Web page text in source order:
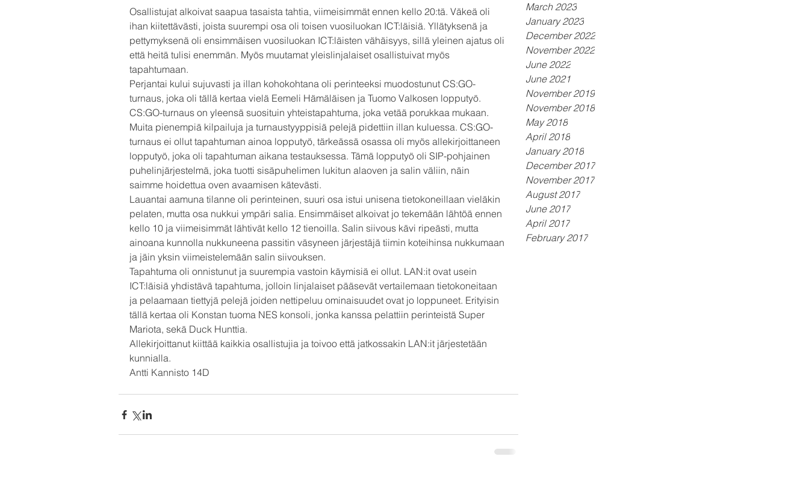
March 2023
January 2023
December 2022
November 2022
June 2022
June 2021
November 2019
November 2018
May 2018
April 2018
January 2018
December 2017
November 2017
August 2017
June 2017
April 2017
February 2017
Osallistujat alkoivat saapua tasaista tahtia, viimeisimmät ennen kello 20:tä. Väkeä oli
ihan kiitettävästi, joista suurempi osa oli toisen vuosiluokan ICT:läisiä. Yllätyksenä ja
pettymyksenä oli ensimmäisen vuosiluokan ICT:läisten vähäisyys, sillä yleinen ajatus oli
että heitä tulisi enemmän. Myös muutamat yleislinjalaiset osallistuivat myös
tapahtumaan.
Perjantai kului sujuvasti ja illan kohokohtana oli perinteeksi muodostunut CS:GO-
turnaus, joka oli tällä kertaa vielä Eemeli Hämäläisen ja Tuomo Valkosen lopputyö.
CS:GO-turnaus on yleensä suosituin yhteistapahtuma, joka vetää porukkaa mukaan.
Muita pienempiä kilpailuja ja turnaustyyppisiä pelejä pidettiin illan kuluessa. CS:GO-
turnaus ei ollut tapahtuman ainoa lopputyö, tärkeässä osassa oli myös allekirjoittaneen
lopputyö, joka oli tapahtuman aikana testauksessa. Tämä lopputyö oli SIP-pohjainen
puhelinjärjestelmä, joka tuotti sisäpuhelimen lukitun alaoven ja salin väliin, näin
saimme hoidettua oven avaamisen kätevästi.
Lauantai aamuna tilanne oli perinteinen, suuri osa istui unisena tietokoneillaan vieläkin
pelaten, mutta osa nukkui ympäri salia. Ensimmäiset alkoivat jo tekemään lähtöä ennen
kello 10 ja viimeisimmät lähtivät kello 12 tienoilla. Salin siivous kävi ripeästi, mutta
ainoana kunnolla nukkuneena passitin väsyneen järjestäjä tiimin koteihinsa nukkumaan
ja jäin yksin viimeistelemään salin siivouksen.
Tapahtuma oli onnistunut ja suurempia vastoin käymisiä ei ollut. LAN:it ovat usein
ICT:läisiä yhdistävä tapahtuma, jolloin linjalaiset pääsevät vertailemaan tietokoneitaan
ja pelaamaan tiettyjä pelejä joiden nettipeluu ominaisuudet ovat jo loppuneet. Erityisin
tällä kertaa oli Konstan tuoma NES konsoli, jonka kanssa pelattiin perinteistä Super
Mariota, sekä Duck Hunttia.
Allekirjoittanut kiittää kaikkia osallistujia ja toivoo että jatkossakin LAN:it järjestetään
kunnialla.
Antti Kannisto 14D